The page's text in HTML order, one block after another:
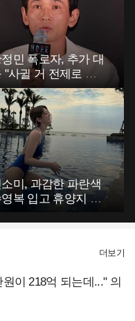
민 폭로자, 추가 대
"사귈 거 전제로 하
…"
미, 과감한 파란색
복 입고 휴양지 포
이 218억 되는데..." 의
더보기